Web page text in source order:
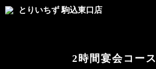
とりいちず 駒込東口店
2時間宴会コース